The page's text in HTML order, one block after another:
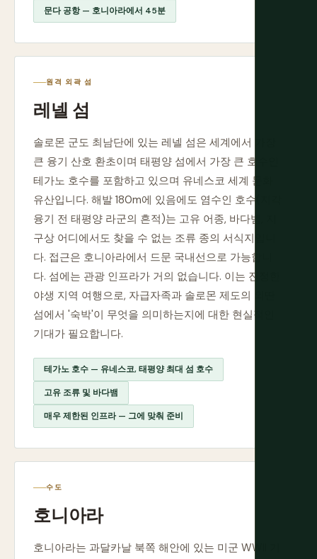
문다 공항 — 호니아라에서 45분
원격 외곽 섬
레넬 섬
솔로몬 군도 최남단에 있는 레넬 섬은 세계에서 가장
큰 융기 산호 환초이며 태평양 섬에서 가장 큰 호수인
테가노 호수를 포함하고 있으며 유네스코 세계 문화
유산입니다. 해발 180m에 있음에도 염수인 호수(지각
융기 전 태평양 라군의 흔적)는 고유 어종, 바다뱀, 지
구상 어디에서도 찾을 수 없는 조류 종의 서식지입니
다. 접근은 호니아라에서 드문 국내선으로 가능합니
다. 섬에는 관광 인프라가 거의 없습니다. 이는 진정한
야생 지역 여행으로, 자급자족과 솔로몬 제도의 외딴
섬에서 '숙박'이 무엇을 의미하는지에 대한 현실적인
기대가 필요합니다.
테가노 호수 — 유네스코, 태평양 최대 섬 호수
고유 조류 및 바다뱀
매우 제한된 인프라 — 그에 맞춰 준비
수도
호니아라
호니아라는 과달카날 북쪽 해안에 있는 미군 WWII 기